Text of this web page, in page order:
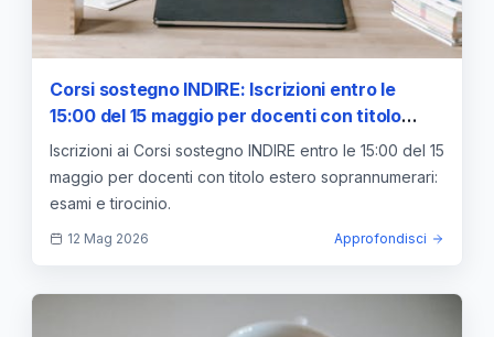
Corsi sostegno INDIRE: Iscrizioni entro le
15:00 del 15 maggio per docenti con titolo
estero soprannumerari
Iscrizioni ai Corsi sostegno INDIRE entro le 15:00 del 15
maggio per docenti con titolo estero soprannumerari:
esami e tirocinio.
12 Mag 2026 Approfondisci